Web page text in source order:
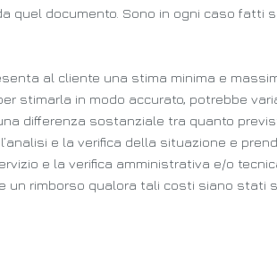
quel documento. Sono in ogni caso fatti
al cliente una stima minima e
stimarla in modo accurato, potrebbe
differenza sostanziale tra quanto
e la verifica della situazione e
e la verifica amministrativa e/o
un rimborso qualora tali costi siano stati